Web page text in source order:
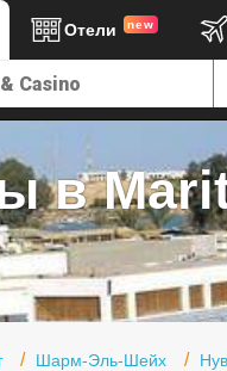
Отели new
в
Шарм-Эль-Шейх